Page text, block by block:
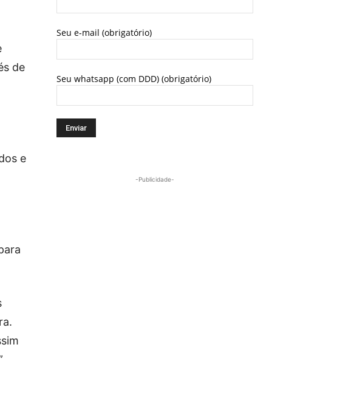
de
e
Seu e-mail (obrigatório)
Seu whatsapp (com DDD) (obrigatório)
-Publicidade-